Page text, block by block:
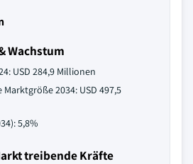
Wachstum
USD 284,9 Millionen
2034: USD 497,5
5,8%
treibende Kräfte